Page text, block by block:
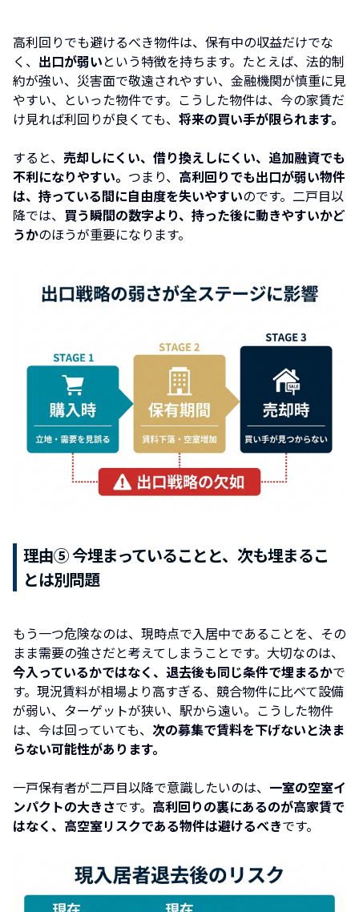
高利回りでも避けるべき物件は、保有中の収益だけでな
く、 出口が弱いという特徴を持ちます。たとえば、法的制
約が強い、災害面で敬遠されやすい、金融機関が慎重に見
やすい、といった物件です。こうした物件は、今の家賃だ
け見れば利回りが良くても、 将来の買い手が限られます。
すると、 売却しにくい、借り換えしにくい、追加融資でも
不利になりやすい。 つまり、 高利回りでも出口が弱い物件
は、持っている間に自由度を失いやすいのです。二戸目以
降では、 買う瞬間の数字より、持った後に動きやすいかど
うかのほうが重要になります。
理由⑤ 今埋まっていることと、次も埋まるこ
とは別問題
もう一つ危険なのは、現時点で入居中であることを、その
まま需要の強さだと考えてしまうことです。大切なのは、
今入っているかではなく、退去後も同じ条件で埋まるかで
す。現況賃料が相場より高すぎる、競合物件に比べて設備
が弱い、ターゲットが狭い、駅から遠い。こうした物件
は、今は回っていても、 次の募集で賃料を下げないと決ま
らない可能性があります。
一戸保有者が二戸目以降で意識したいのは、 一室の空室イ
ンパクトの大きさです。 高利回りの裏にあるのが高家賃で
はなく、高空室リスクである物件は避けるべきです。